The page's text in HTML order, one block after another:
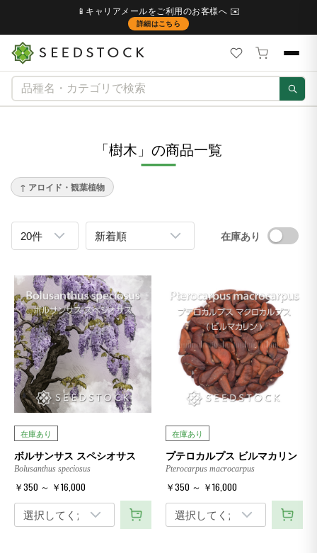
📱キャリアメールをご利用のお客様へ ✉️
詳細はこちら
「樹木」の商品一覧
↑ アロイド・観葉植物
在庫あり
在庫あり
ボルサンサス スペシオサス
Bolusanthus speciosus
￥350 ～ ￥16,000
在庫あり
プテロカルプス ビルマカリン
Pterocarpus macrocarpus
￥350 ～ ￥16,000